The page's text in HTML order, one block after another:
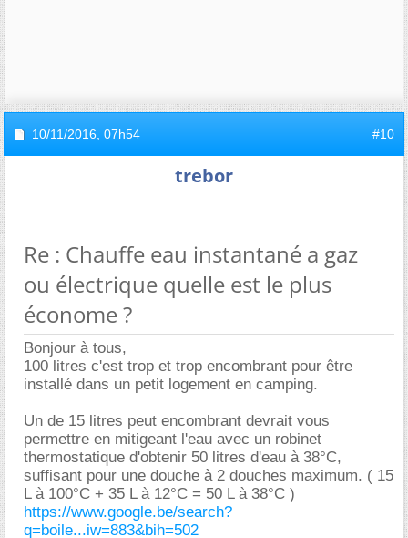
10/11/2016, 07h54 #10
trebor
Re : Chauffe eau instantané a gaz
ou électrique quelle est le plus
économe ?
Bonjour à tous,
100 litres c'est trop et trop encombrant pour être
installé dans un petit logement en camping.
Un de 15 litres peut encombrant devrait vous
permettre en mitigeant l'eau avec un robinet
thermostatique d'obtenir 50 litres d'eau à 38°C,
suffisant pour une douche à 2 douches maximum. ( 15
L à 100°C + 35 L à 12°C = 50 L à 38°C )
https://www.google.be/search?
q=boile...iw=883&bih=502